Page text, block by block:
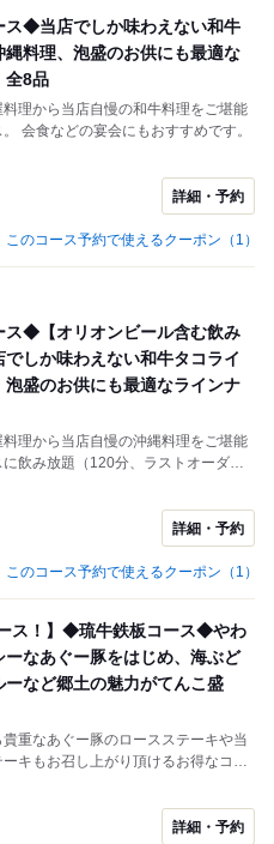
◆当店でしか味わえない和牛
縄料理、泡盛のお供にも最適な
全8品
理から当店自慢の和牛料理をご堪能
できる定番コース。 会食などの宴会にもおすすめです。
詳細・予約
このコース予約で使えるクーポン（1）
◆【オリオンビール含む飲み
しか味わえない和牛タコライ
泡盛のお供にも最適なラインナ
理から当店自慢の沖縄料理をご堪能
飲み放題（120分、ラストオーダー
詳細・予約
このコース予約で使えるクーポン（1）
ース！】◆琉牛鉄板コース◆やわ
ーなあぐー豚をはじめ、海ぶど
ーなど郷土の魅力がてんこ盛
重なあぐー豚のロースステーキや当
キもお召し上がり頂けるお得なコー
詳細・予約